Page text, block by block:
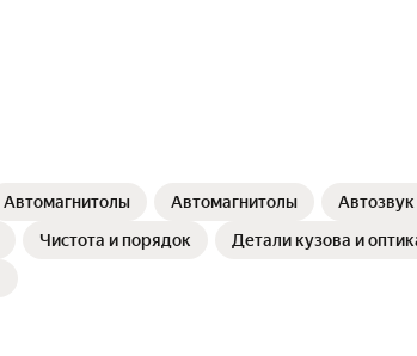
Автомагнитолы Автомагнитолы
Чистота и порядок Детали кузова и